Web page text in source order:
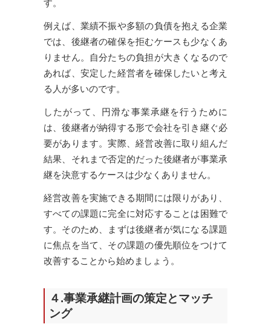
す。
例えば、業績不振や多額の負債を抱える企業
では、後継者の確保を拒むケースも少なくあ
りません。自分たちの負担が大きくなるので
あれば、安定した経営者を確保したいと考え
る人が多いのです。
したがって、円滑な事業承継を行うために
は、後継者が納得する形で会社を引き継ぐ必
要があります。実際、経営改善に取り組んだ
結果、それまで否定的だった後継者が事業承
継を決意するケースは少なくありません。
経営改善を実施できる期間には限りがあり、
すべての課題に完全に対応することは困難で
す。そのため、まずは後継者が気になる課題
に焦点を当て、その課題の優先順位をつけて
改善することから始めましょう。
４.事業承継計画の策定とマッチ
ング